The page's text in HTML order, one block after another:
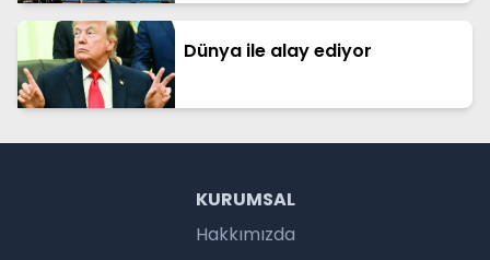
Dünya ile alay ediyor
KURUMSAL
Hakkımızda